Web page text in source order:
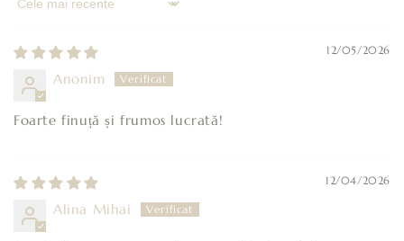
Sort by
12/05/2026
Anonim
Foarte finuță și frumos lucrată!
12/04/2026
Alina Mihai